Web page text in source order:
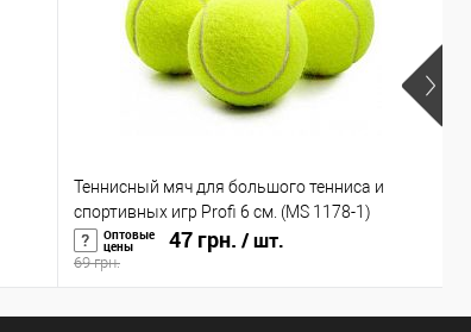
Теннисный мяч для большого тенниса и
спортивных игр Profi 6 см. (MS 1178-1)
Оптовые
цены 47 грн. / шт.
69 грн.